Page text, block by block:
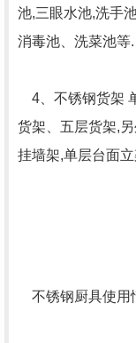
池,三眼水池,洗手
消毒池、洗菜池等.
4、不锈钢货架
货架、五层货架,
挂墙架,单层台面
不锈钢厨具使用